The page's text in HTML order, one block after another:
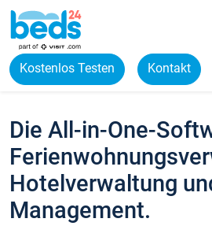
Kostenlos Testen Kontakt
Die All-in-One-
Hotelverwaltung
Management.